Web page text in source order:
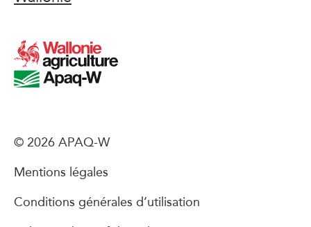
© 2026 APAQ-W
Mentions légales
Conditions générales d’utilisation